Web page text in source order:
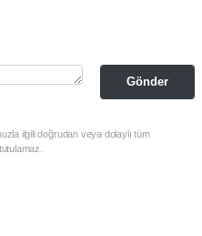
Gönder
ilgili doğrudan veya dolaylı tüm